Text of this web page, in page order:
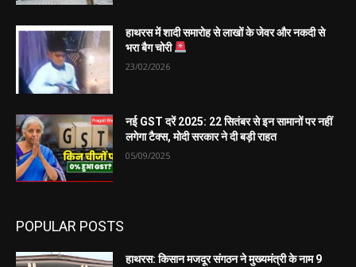
हाथरस में शादी समारोह से लाखों के जेवर और नकदी से
भरा बैग चोरी
23/02/2026
नई GST दरें 2025: 22 सितंबर से इन सामानों पर नहीं
लगेगा टैक्स, मोदी सरकार ने दी बड़ी राहत
05/09/2025
POPULAR POSTS
हाथरस: किसान मजदूर संगठन ने मुख्यमंत्री के नाम 9